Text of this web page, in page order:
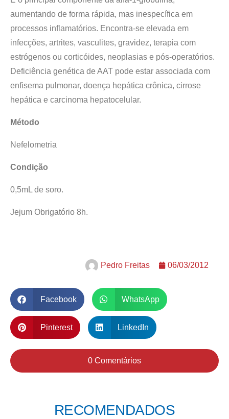
aumentando de forma rápida, mas inespecífica em
processos inflamatórios. Encontra-se elevada em
infecções, artrites, vasculites, gravidez, terapia com
estrógenos ou corticóides, neoplasias e pós-operatórios.
Deficiência genética de AAT pode estar associada com
enfisema pulmonar, doença hepática crônica, cirrose
hepática e carcinoma hepatocelular.
Método
Nefelometria
Condição
0,5mL de soro.
Jejum Obrigatório 8h.
Pedro Freitas 06/03/2012
Facebook WhatsApp
Pinterest LinkedIn
0 Comentários
RECOMENDADOS